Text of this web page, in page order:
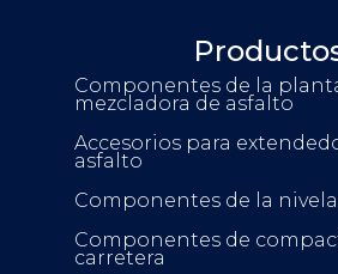
Componentes de la
mezcladora de asfalto
Accesorios para
asfalto
Componentes de la
Componentes de
carretera